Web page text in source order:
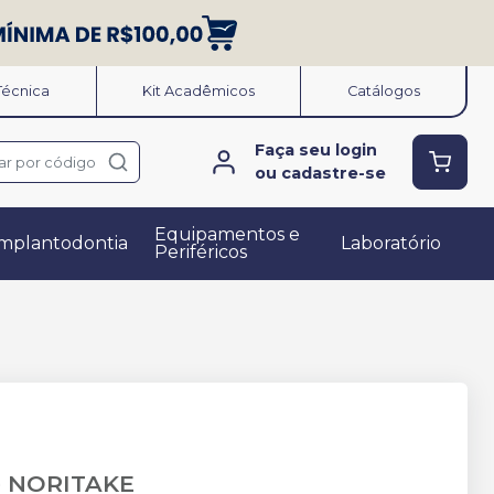
Kit Acadêmicos Catálogos
por código
Faça seu login
ou cadastre-se
Equipamentos e
Periféricos
Laboratório
NORITAKE